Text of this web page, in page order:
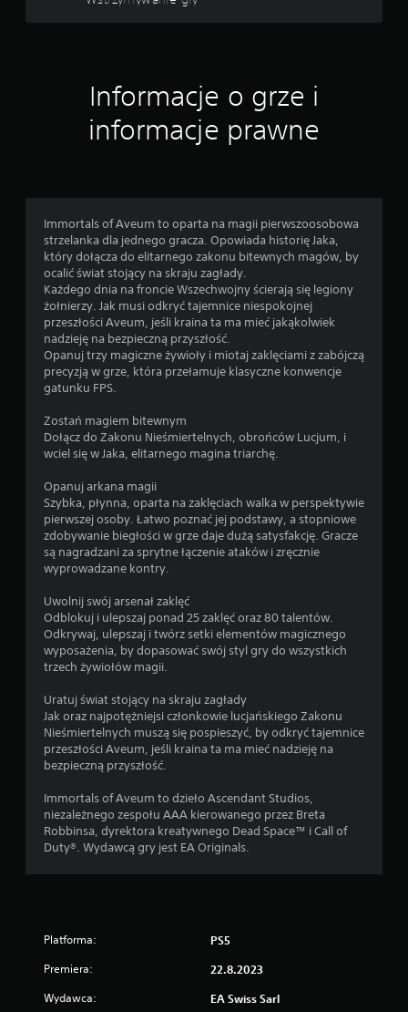
s
a
ć
b
e
c
z
a
n
i
a
f
u
n
k
c
i
s
t
r
o
w
a
n
i
d
o
t
y
k
w
e
g
o
.
M
o
ż
Informacje o grze i
informacje prawne
Immortals of Aveum to oparta na magii pierwszoosobowa
strzelanka dla jednego gracza. Opowiada historię Jaka,
który dołącza do elitarnego zakonu bitewnych magów, by
ocalić świat stojący na skraju zagłady.
Każdego dnia na froncie Wszechwojny ścierają się legiony
żołnierzy. Jak musi odkryć tajemnice niespokojnej
przeszłości Aveum, jeśli kraina ta ma mieć jakąkolwiek
nadzieję na bezpieczną przyszłość.
Opanuj trzy magiczne żywioły i miotaj zaklęciami z zabójczą
precyzją w grze, która przełamuje klasyczne konwencje
gatunku FPS.
Zostań magiem bitewnym
Dołącz do Zakonu Nieśmiertelnych, obrońców Lucjum, i
wciel się w Jaka, elitarnego magina triarchę.
Opanuj arkana magii
Szybka, płynna, oparta na zaklęciach walka w perspektywie
pierwszej osoby. Łatwo poznać jej podstawy, a stopniowe
zdobywanie biegłości w grze daje dużą satysfakcję. Gracze
są nagradzani za sprytne łączenie ataków i zręcznie
wyprowadzane kontry.
Uwolnij swój arsenał zaklęć
Odblokuj i ulepszaj ponad 25 zaklęć oraz 80 talentów.
Odkrywaj, ulepszaj i twórz setki elementów magicznego
wyposażenia, by dopasować swój styl gry do wszystkich
trzech żywiołów magii.
Uratuj świat stojący na skraju zagłady
Jak oraz najpotężniejsi członkowie lucjańskiego Zakonu
Nieśmiertelnych muszą się pospieszyć, by odkryć tajemnice
przeszłości Aveum, jeśli kraina ta ma mieć nadzieję na
bezpieczną przyszłość.
Immortals of Aveum to dzieło Ascendant Studios,
niezależnego zespołu AAA kierowanego przez Breta
Robbinsa, dyrektora kreatywnego Dead Space™ i Call of
Duty®. Wydawcą gry jest EA Originals.
Platforma: PS5
Premiera: 22.8.2023
Wydawca: EA Swiss Sarl